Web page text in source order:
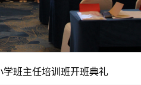
班主任培训班开班典礼